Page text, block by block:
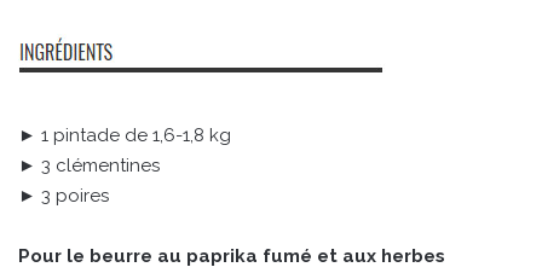
► 1 pintade de 1,6-1,8 kg
► 3 clémentines
► 3 poires
Pour le beurre au paprika fumé et aux herbes